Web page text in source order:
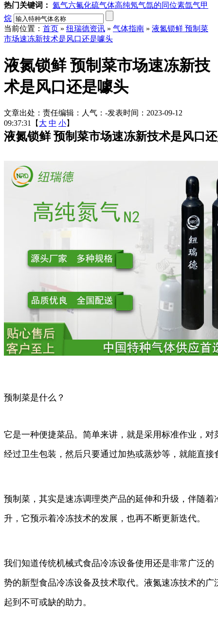
热门关键词： 氦气六氟化硫气体高纯氖气氙的同位素氙气甲
烷
当前位置： 首页 » 纽瑞德资讯 » 气体指南 » 液氮锁鲜 预制菜
市场速冻新技术是风口还是噱头
液氮锁鲜 预制菜市场速冻新技
术是风口还是噱头
文章出处： 责任编辑： 人气： -发表时间：2023-09-12
09:37:31【 大 中 小】
液氮锁鲜 预制菜市场速冻新技术是风口
预制菜是什么？
它是一种便捷菜品。简单来讲，就是采用标准作业，对
经过卫生包装，然后只要通过加热或蒸炒等，就能直接
预制菜，其实是速冻调理类产品的延伸和升级，伴随着
升，它预示着冷冻技术的发展，也再不断更新迭代。
我们知道传统机械式食品冷冻设备使用还是非常广泛的
势的新型食品冷冻设备及技术取代。液氮速冻技术的广
起到不可或缺的助力。